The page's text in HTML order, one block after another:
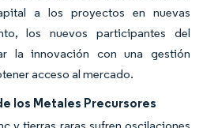
a los proyectos en nuevas
los nuevos participantes del
la innovación con una gestión
acceso al mercado.
los Metales Precursores